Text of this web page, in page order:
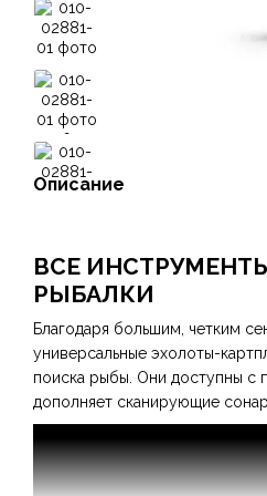
Описание
ВСЕ
РЫБАЛКИ
Благодаря большим, четким
универсальные эхолоты-
поиска рыбы. Они доступны с
дополняет сканирующие